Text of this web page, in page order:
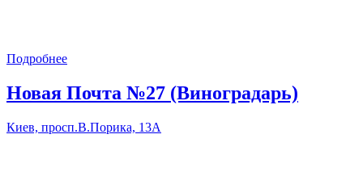
Подробнее
Новая Почта №27 (Виноградарь)
Киев, просп.В.Порика, 13А